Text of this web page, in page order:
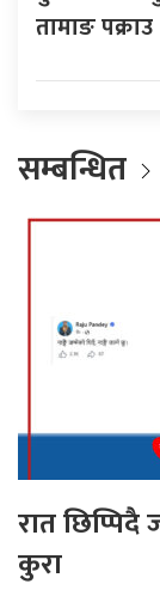
तामाङ पक्राउ
सम्बन्धित
रात
कुरा